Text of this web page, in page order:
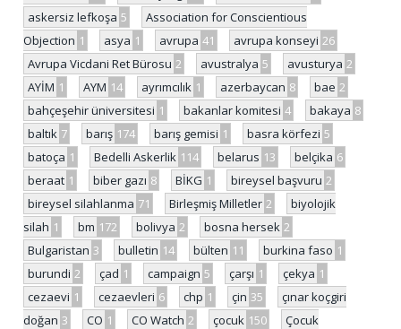
askersiz lefkoşa 5
Association for Conscientious
Objection 1 asya 1 avrupa 41 avrupa konseyi 26
Avrupa Vicdani Ret Bürosu 2 avustralya 5 avusturya 2
AYİM 1 AYM 14 ayrımcılık 1 azerbaycan 8 bae 2
bahçeşehir üniversitesi 1 bakanlar komitesi 4 bakaya 8
baltık 7 barış 174 barış gemisi 1 basra körfezi 5
batoça 1 Bedelli Askerlik 114 belarus 13 belçika 6
beraat 1 biber gazı 8 BİKG 1 bireysel başvuru 2
bireysel silahlanma 71 Birleşmiş Milletler 2
biyolojik
silah 1 bm 172 bolivya 2 bosna hersek 2
Bulgaristan 3 bulletin 14 bülten 11 burkina faso 1
burundi 2 çad 1 campaign 5 çarşı 1 çekya 1
cezaevi 1 cezaevleri 6 chp 1 çin 35
çınar koçgiri
doğan 3 CO 1 CO Watch 2 çocuk 150
Çocuk